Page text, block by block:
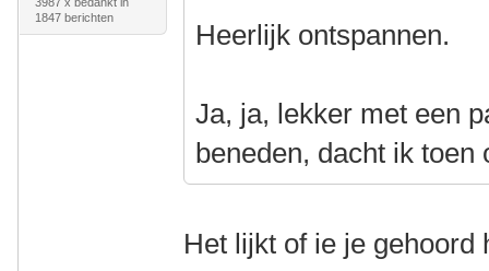
1847 berichten
Heerlijk ontspannen.
Ja, ja, lekker met een
beneden, dacht ik toen
Het lijkt of ie je gehoord